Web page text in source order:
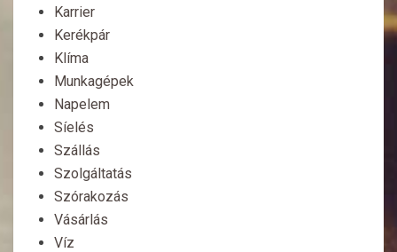
Karrier
Kerékpár
Klíma
Munkagépek
Napelem
Síelés
Szállás
Szolgáltatás
Szórakozás
Vásárlás
Víz